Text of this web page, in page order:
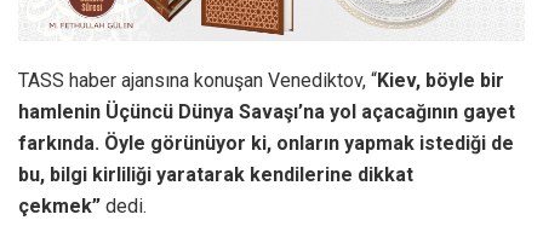
TASS haber ajansına konuşan Venediktov, “Kiev, böyle bir
hamlenin Üçüncü Dünya Savaşı’na yol açacağının gayet
farkında. Öyle görünüyor ki, onların yapmak istediği de
bu, bilgi kirliliği yaratarak kendilerine dikkat
çekmek” dedi.